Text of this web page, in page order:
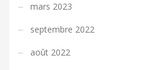
mars 2023
septembre 2022
août 2022